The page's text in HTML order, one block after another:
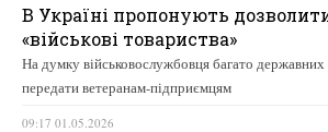
В Україні пропонують
«військові товариства»
На думку військовослужбовця багато
передати ветеранам-підприємцям
09:17 01.05.2026